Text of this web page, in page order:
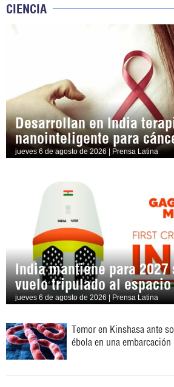
CIENCIA
Desarrollan en India
nanointeligente para
jueves 6 de agosto de 2026 | Prensa Latina
India mantiene para 2027
vuelo tripulado al espacio
jueves 6 de agosto de 2026 | Prensa Latina
Temor en Kinshasa ante
ébola en una embarcación